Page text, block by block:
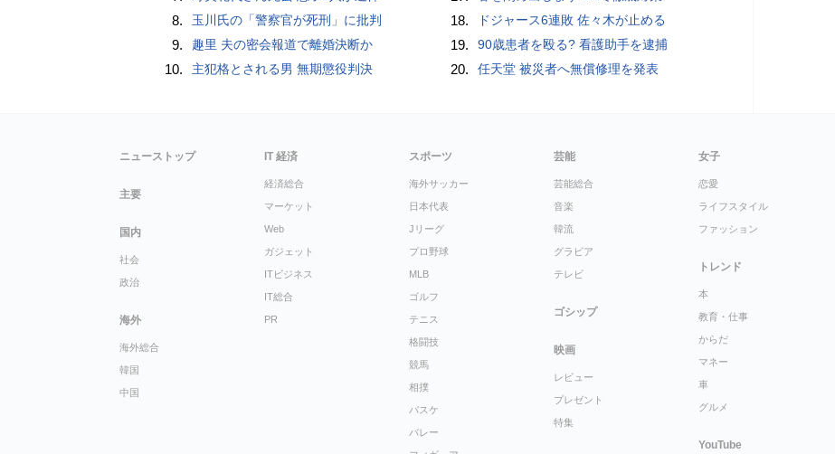
8. 玉川氏の「警察官が死刑」に批判
9. 趣里 夫の密会報道で離婚決断か
10. 主犯格とされる男 無期懲役判決
18. ドジャース6連敗 佐々木が止める
19. 90歳患者を殴る? 看護助手を逮捕
20. 任天堂 被災者へ無償修理を発表
ニューストップ
主要
国内
社会
政治
海外
海外総合
韓国
中国
IT 経済
経済総合
マーケット
Web
ガジェット
ITビジネス
IT総合
PR
スポーツ
海外サッカー
日本代表
Jリーグ
プロ野球
MLB
ゴルフ
テニス
格闘技
競馬
相撲
バスケ
バレー
芸能
芸能総合
音楽
韓流
グラビア
テレビ
ゴシップ
映画
レビュー
プレゼント
特集
女子
恋愛
ライフスタイル
ファッション
トレンド
本
教育・仕事
からだ
マネー
車
グルメ
YouTube